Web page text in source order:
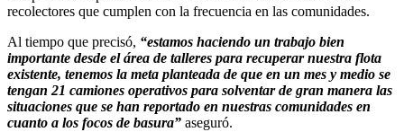
recolectores que cumplen con la frecuencia en las comunidades.
Al tiempo que precisó, “estamos haciendo un trabajo bien
importante desde el área de talleres para recuperar nuestra flota
existente, tenemos la meta planteada de que en un mes y medio se
tengan 21 camiones operativos para solventar de gran manera las
situaciones que se han reportado en nuestras comunidades en
cuanto a los focos de basura” aseguró.